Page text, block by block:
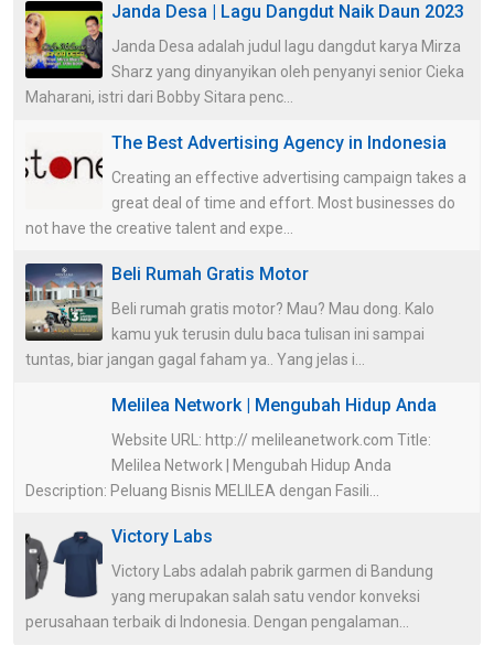
Janda Desa | Lagu Dangdut Naik Daun 2023
Janda Desa adalah judul lagu dangdut karya Mirza
Sharz yang dinyanyikan oleh penyanyi senior Cieka
Maharani, istri dari Bobby Sitara penc...
The Best Advertising Agency in Indonesia
Creating an effective advertising campaign takes a
great deal of time and effort. Most businesses do
not have the creative talent and expe...
Beli Rumah Gratis Motor
Beli rumah gratis motor? Mau? Mau dong. Kalo
kamu yuk terusin dulu baca tulisan ini sampai
tuntas, biar jangan gagal faham ya.. Yang jelas i...
Melilea Network | Mengubah Hidup Anda
Website URL: http:// melileanetwork.com Title:
Melilea Network | Mengubah Hidup Anda
Description: Peluang Bisnis MELILEA dengan Fasili...
Victory Labs
Victory Labs adalah pabrik garmen di Bandung
yang merupakan salah satu vendor konveksi
perusahaan terbaik di Indonesia. Dengan pengalaman...